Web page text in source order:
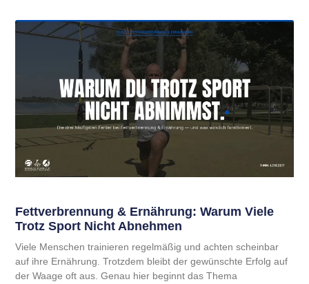
Fettverbrennung & Ernährung: Warum Viele
Trotz Sport Nicht Abnehmen
Viele Menschen trainieren regelmäßig und achten scheinbar
auf ihre Ernährung. Trotzdem bleibt der gewünschte Erfolg auf
der Waage oft aus. Genau hier beginnt das Thema